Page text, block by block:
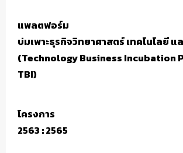
แพลตฟอร์ม
บ่มเพาะธุรกิจวิทยาศาสตร์ เทคโนโลยี แ
(Technology Business Incubation
TBI)
โครงการ
2563 :2565